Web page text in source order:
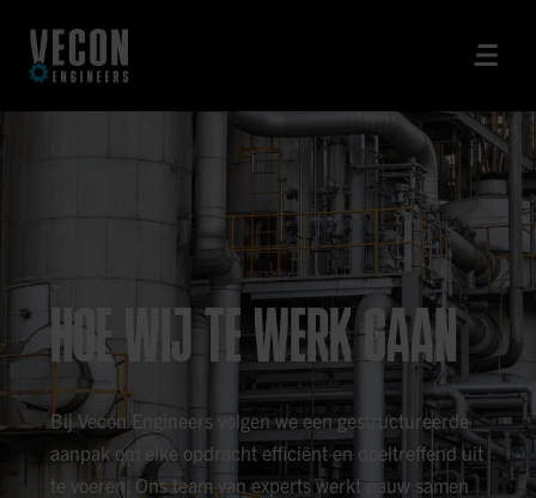
HOE WIJ TE WERK GAAN
Bij Vecon Engineers volgen we een gestructureerde
aanpak om elke opdracht efficiënt en doeltreffend uit
te voeren. Ons team van experts werkt nauw samen